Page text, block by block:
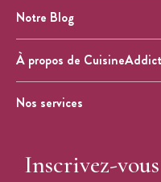
Notre Blog
À propos de CuisineAddict
Nos services
Inscrivez-